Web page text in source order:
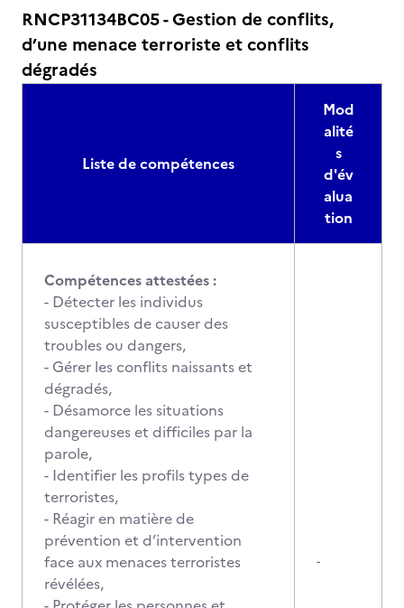
RNCP31134BC05 - Gestion de conflits,
d’une menace terroriste et conflits
dégradés
Liste de compétences
Mod
alité
s
d'év
alua
tion
Compétences attestées :
- Détecter les individus
susceptibles de causer des
troubles ou dangers,
- Gérer les conflits naissants et
dégradés,
- Désamorce les situations
dangereuses et difficiles par la
parole,
- Identifier les profils types de
terroristes,
- Réagir en matière de
prévention et d’intervention
face aux menaces terroristes
révélées,
-